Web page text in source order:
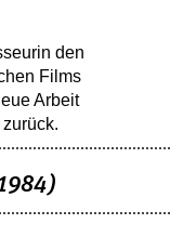
den
Films
Arbeit